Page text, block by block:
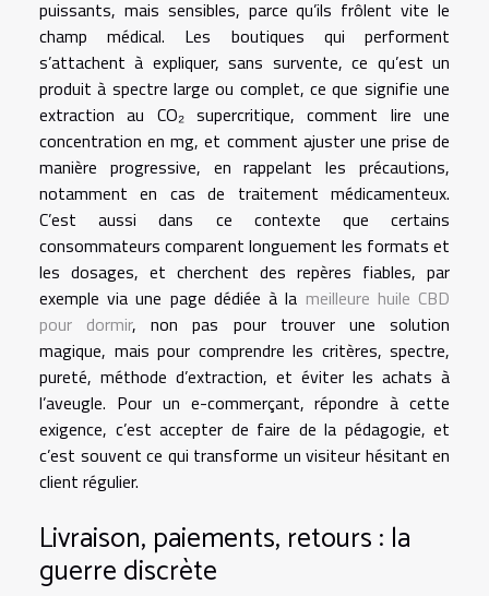
puissants, mais sensibles, parce qu’ils frôlent vite le
champ médical. Les boutiques qui performent
s’attachent à expliquer, sans survente, ce qu’est un
produit à spectre large ou complet, ce que signifie une
extraction au CO₂ supercritique, comment lire une
concentration en mg, et comment ajuster une prise de
manière progressive, en rappelant les précautions,
notamment en cas de traitement médicamenteux.
C’est aussi dans ce contexte que certains
consommateurs comparent longuement les formats et
les dosages, et cherchent des repères fiables, par
exemple via une page dédiée à la meilleure huile CBD
pour dormir, non pas pour trouver une solution
magique, mais pour comprendre les critères, spectre,
pureté, méthode d’extraction, et éviter les achats à
l’aveugle. Pour un e-commerçant, répondre à cette
exigence, c’est accepter de faire de la pédagogie, et
c’est souvent ce qui transforme un visiteur hésitant en
client régulier.
Livraison, paiements, retours : la
guerre discrète